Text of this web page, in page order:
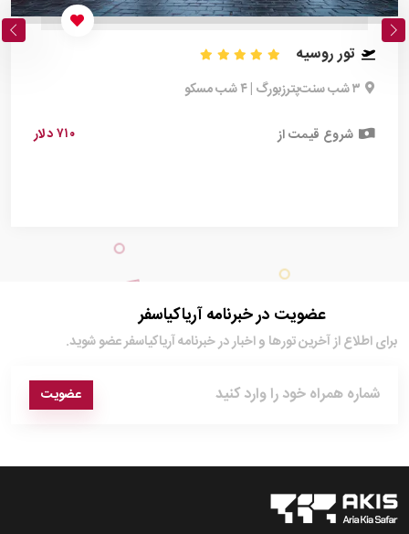
تور روسیه
۳ شب سنت‌پترزبورگ | ۴ شب مسکو
شروع قیمت از ۷۱۰ دلار
عضویت در خبرنامه آریاکیاسفر
برای اطلاع از آخرین تور‌ها و اخبار در خبرنامه آریاکیاسفر عضو شوید.
عضویت